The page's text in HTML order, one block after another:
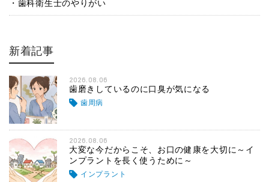
歯科衛生士のやりがい
新着記事
2026.08.06
歯磨きしているのに口臭が気になる
歯周病
2026.08.06
大変な今だからこそ、お口の健康を大切に～イ
ンプラントを長く使うために～
インプラント